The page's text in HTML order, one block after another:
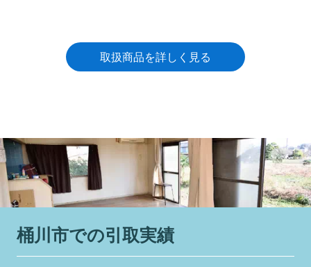
取扱商品を詳しく見る
桶川市での引取実績